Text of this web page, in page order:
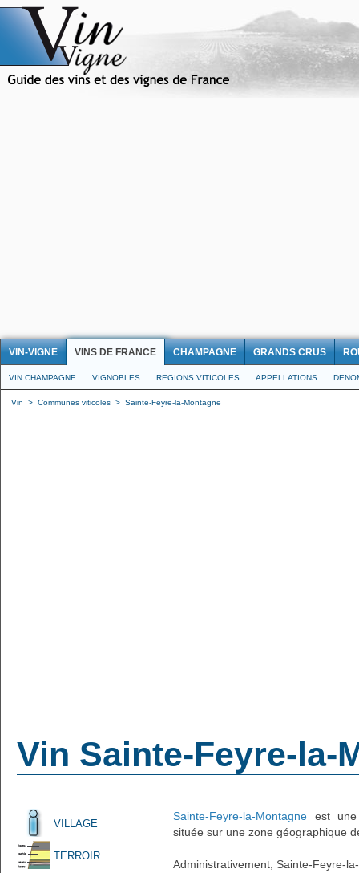
VIN-VIGNE VINS DE FRANCE CHAMPAGNE GRANDS CRUS
VIN CHAMPAGNE VIGNOBLES REGIONS VITICOLES APPELLATIONS
Vin > Communes viticoles > Sainte-Feyre-la-Montagne
Vin Sainte-Feyre-la-
VILLAGE
TERROIR
Sainte-Feyre-la-Montagne est une
située sur une zone géographique
Administrativement, Sainte-Feyre-